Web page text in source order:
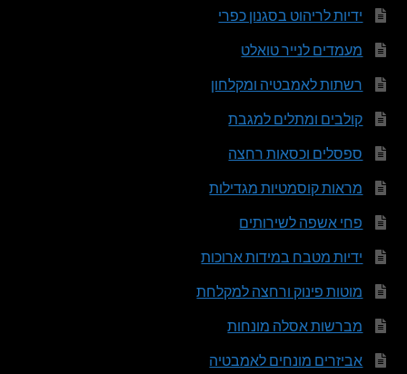
ידיות לריהוט בסגנון כפרי
מעמדים לנייר טואלט
רשתות לאמבטיה ומקלחון
קולבים ומתלים למגבת
ספסלים וכסאות רחצה
מראות קוסמטיות מגדילות
פחי אשפה לשירותים
ידיות מטבח במידות ארוכות
מוטות פינוק ורחצה למקלחת
מברשות אסלה מונחות
אביזרים מונחים לאמבטיה